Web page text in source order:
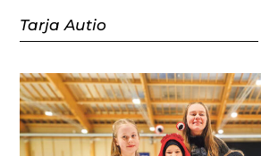
Tarja Autio